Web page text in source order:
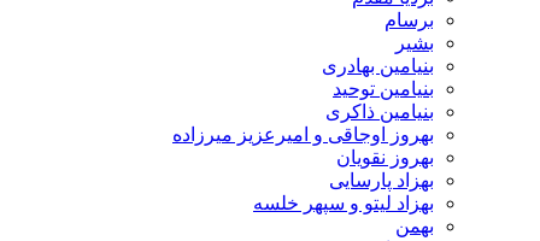
برسام
بشیر
بنیامین بهادری
بنیامین توحید
بنیامین ذاکری
بهروز اوجاقی و امیرعزیز میرزاده
بهروز نقویان
بهزاد پارسایی
بهزاد لیتو و سپهر خلسه
بهمن